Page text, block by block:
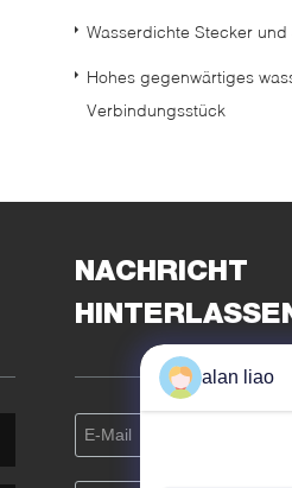
Wasserdichte Stecker und
Hohes gegenwärtiges
Verbindungsstück
NACHRICHT
alan liao